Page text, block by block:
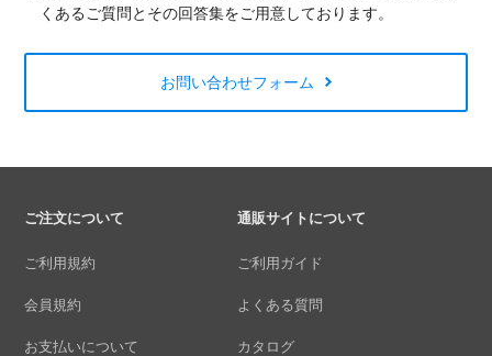
くあるご質問とその回答集をご用意しております。
お問い合わせフォーム
ご注文について
ご利用規約
会員規約
お支払いについて
通販サイトについて
ご利用ガイド
よくある質問
カタログ